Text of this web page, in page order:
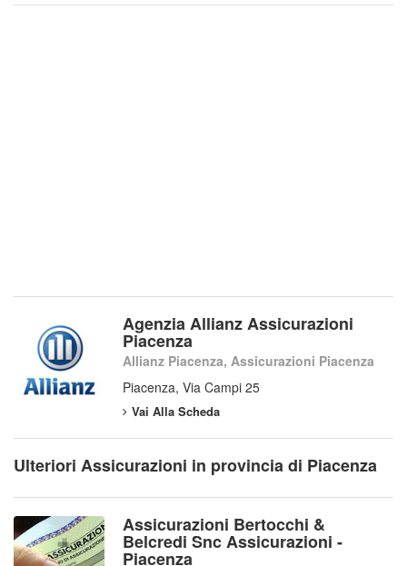
Agenzia Allianz Assicurazioni
Piacenza
Allianz Piacenza, Assicurazioni Piacenza
Piacenza, Via Campi 25
Vai Alla Scheda
Ulteriori Assicurazioni in provincia di Piacenza
Assicurazioni Bertocchi &
Belcredi Snc Assicurazioni -
Piacenza